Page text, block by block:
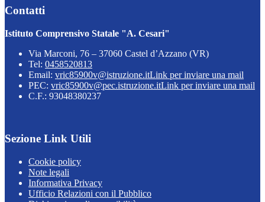
Contatti
Istituto Comprensivo Statale "A. Cesari"
Via Marconi, 76 – 37060 Castel d’Azzano (VR)
Tel: 0458520813
Email: vric85900v@istruzione.itLink per inviare una mail
PEC: vric85900v@pec.istruzione.itLink per inviare una mail
C.F.: 93048380237
Sezione Link Utili
Cookie policy
Note legali
Informativa Privacy
Ufficio Relazioni con il Pubblico